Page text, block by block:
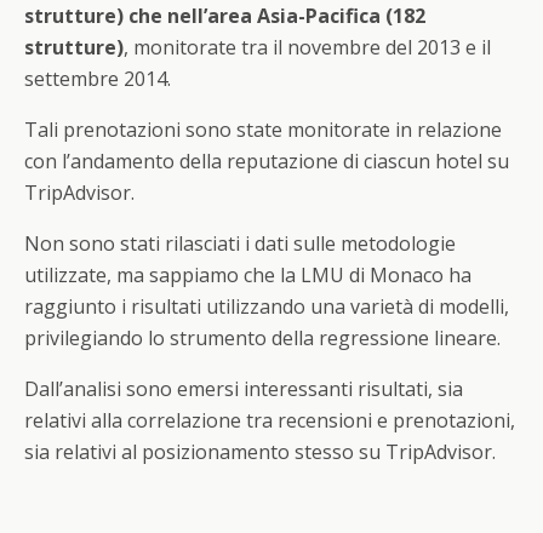
strutture) che nell’area Asia-Pacifica (182
strutture), monitorate tra il novembre del 2013 e il
settembre 2014.
Tali prenotazioni sono state monitorate in relazione
con l’andamento della reputazione di ciascun hotel su
TripAdvisor.
Non sono stati rilasciati i dati sulle metodologie
utilizzate, ma sappiamo che la LMU di Monaco ha
raggiunto i risultati utilizzando una varietà di modelli,
privilegiando lo strumento della regressione lineare.
Dall’analisi sono emersi interessanti risultati, sia
relativi alla correlazione tra recensioni e prenotazioni,
sia relativi al posizionamento stesso su TripAdvisor.